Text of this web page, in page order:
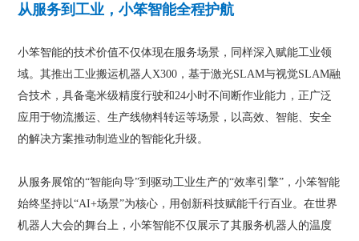
从服务到工业，小笨智能全程护航
小笨智能的技术价值不仅体现在服务场景，同样深入赋能工业领
域。其推出工业搬运机器人X300，基于激光SLAM与视觉SLAM融
合技术，具备毫米级精度行驶和24小时不间断作业能力，正广泛
应用于物流搬运、生产线物料转运等场景，以高效、智能、安全
的解决方案推动制造业的智能化升级。
从服务展馆的“智能向导”到驱动工业生产的“效率引擎”，小笨智能
始终坚持以“AI+场景”为核心，用创新科技赋能千行百业。在世界
机器人大会的舞台上，小笨智能不仅展示了其服务机器人的温度